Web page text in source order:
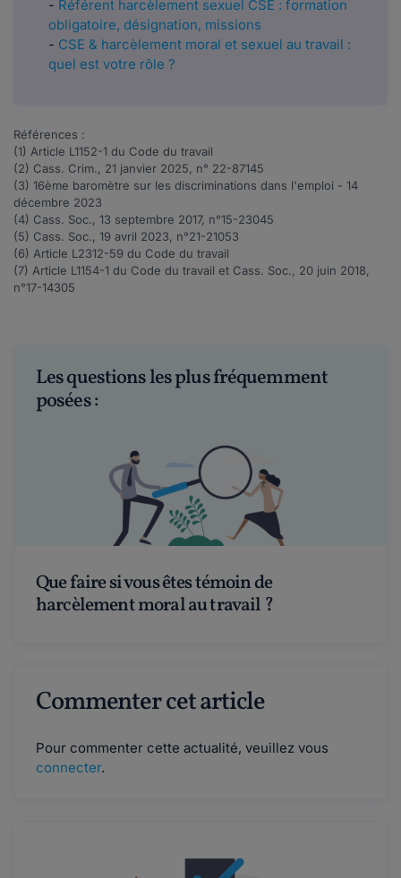
- Référent harcèlement sexuel CSE : formation
obligatoire, désignation, missions
- CSE & harcèlement moral et sexuel au travail :
quel est votre rôle ?
Références :
(1) Article L1152-1 du Code du travail
(2) Cass. Crim., 21 janvier 2025, n° 22-87145
(3) 16ème baromètre sur les discriminations dans l'emploi - 14
décembre 2023
(4) Cass. Soc., 13 septembre 2017, n°15-23045
(5) Cass. Soc., 19 avril 2023, n°21-21053
(6) Article L2312-59 du Code du travail
(7) Article L1154-1 du Code du travail et Cass. Soc., 20 juin 2018,
n°17-14305
Les questions les plus fréquemment
posées :
Que faire si vous êtes témoin de
harcèlement moral au travail ?
Commenter cet article
Pour commenter cette actualité, veuillez vous
connecter.